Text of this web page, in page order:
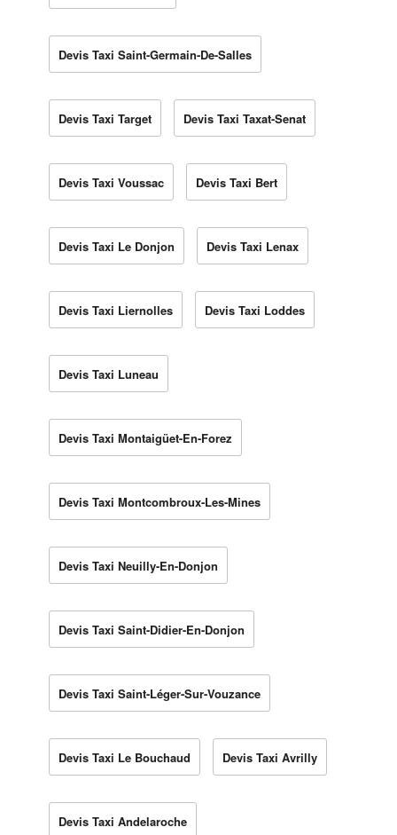
Devis Taxi Saint-Germain-De-Salles
Devis Taxi Target Devis Taxi Taxat-Senat
Devis Taxi Voussac Devis Taxi Bert
Devis Taxi Le Donjon Devis Taxi Lenax
Devis Taxi Liernolles Devis Taxi Loddes
Devis Taxi Luneau
Devis Taxi Montaigüet-En-Forez
Devis Taxi Montcombroux-Les-Mines
Devis Taxi Neuilly-En-Donjon
Devis Taxi Saint-Didier-En-Donjon
Devis Taxi Saint-Léger-Sur-Vouzance
Devis Taxi Le Bouchaud Devis Taxi Avrilly
Devis Taxi Andelaroche